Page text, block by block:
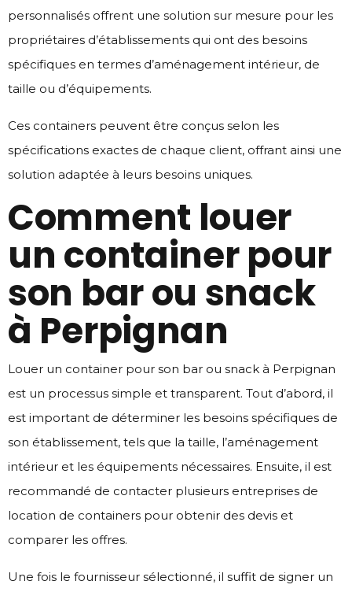
personnalisés offrent une solution sur mesure pour les
propriétaires d’établissements qui ont des besoins
spécifiques en termes d’aménagement intérieur, de
taille ou d’équipements.
Ces containers peuvent être conçus selon les
spécifications exactes de chaque client, offrant ainsi une
solution adaptée à leurs besoins uniques.
Comment louer
un container pour
son bar ou snack
à Perpignan
Louer un container pour son bar ou snack à Perpignan
est un processus simple et transparent. Tout d’abord, il
est important de déterminer les besoins spécifiques de
son établissement, tels que la taille, l’aménagement
intérieur et les équipements nécessaires. Ensuite, il est
recommandé de contacter plusieurs entreprises de
location de containers pour obtenir des devis et
comparer les offres.
Une fois le fournisseur sélectionné, il suffit de signer un